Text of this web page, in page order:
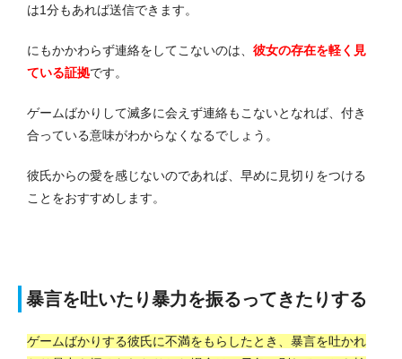
は1分もあれば送信できます。
にもかかわらず連絡をしてこないのは、 彼女の存在を軽く見
ている証拠です。
ゲームばかりして滅多に会えず連絡もこないとなれば、付き
合っている意味がわからなくなるでしょう。
彼氏からの愛を感じないのであれば、早めに見切りをつける
ことをおすすめします。
暴言を吐いたり暴力を振るってきたりする
ゲームばかりする彼氏に不満をもらしたとき、暴言を吐かれ